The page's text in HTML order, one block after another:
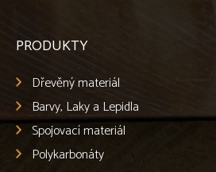
PRODUKTY
Dřevěný materiál
Barvy, Laky a Lepidla
Spojovací materiál
Polykarbonáty